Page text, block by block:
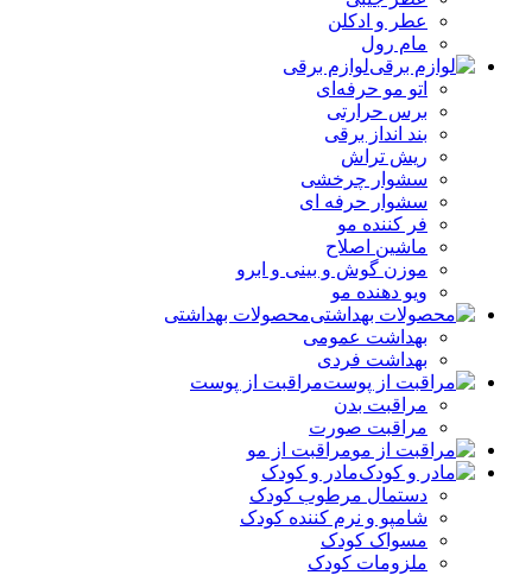
عطر و ادکلن
مام رول
لوازم برقی
اتو مو حرفه‌ای
برس حرارتی
بند انداز برقی
ریش تراش
سشوار چرخشی
سشوار حرفه ای
فر کننده‌ مو
ماشین اصلاح
موزن گوش و بینی و ابرو
ویو دهنده مو
محصولات بهداشتی
بهداشت عمومی
بهداشت فردی
مراقبت از پوست
مراقبت بدن
مراقبت صورت
مراقبت از مو
مادر و کودک
دستمال مرطوب کودک
شامپو و نرم کننده کودک
مسواک کودک
ملزومات کودک